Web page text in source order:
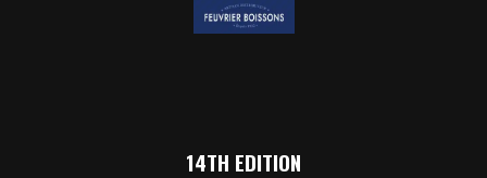
14TH EDITION